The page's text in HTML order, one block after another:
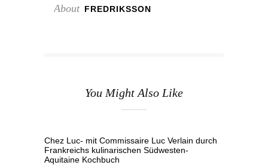
About FREDRIKSSON
You Might Also Like
Chez Luc- mit Commissaire Luc Verlain durch
Frankreichs kulinarischen Südwesten-
Aquitaine Kochbuch